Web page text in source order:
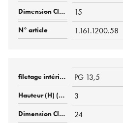
15
1.161.1200.58
PG 13,5
3
24